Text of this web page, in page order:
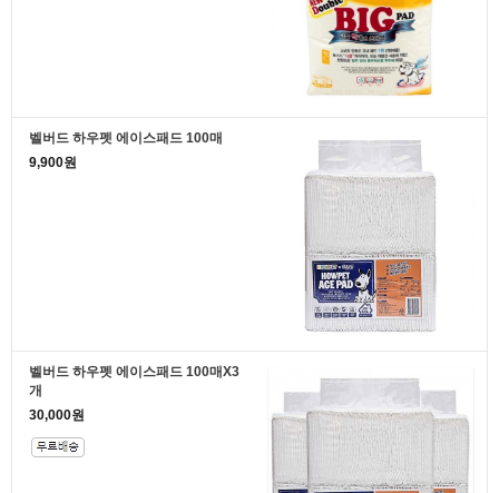
벨버드 하우펫 에이스패드 100매
9,900원
벨버드 하우펫 에이스패드 100매X3
개
30,000원